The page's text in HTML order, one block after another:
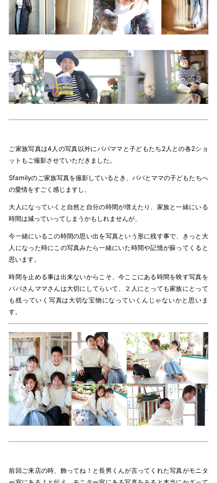
ご家族写真は4人の写真以外にパパママと子どもたち2人との各2ショ
ットもご撮影させていただきました。
Sfamilyのご家族写真を撮影しているとき、パパとママの子どもたちへ
の愛情をすごく感じますし、
大人になっていくと自然と自分の時間が増えたり、家族と一緒にいる
時間は減っていってしまうかもしれませんが、
今一緒にいるこの時間の思い出を写真という形に残す事で、きっと大
人になった時にこの写真みたら一緒にいた時間や記憶が蘇ってくると
思います。
時間を止める事は出来ないからこそ、今ここにある時間を映す写真を
パパさんママさんは大切にしてらいて、２人にとっても家族にとって
も残っていく写真は大切な宝物になっていくんじゃないかと思いま
す。
前回ご来店の時、飾ってね！と長男くんが言ってくれた写真がモニタ